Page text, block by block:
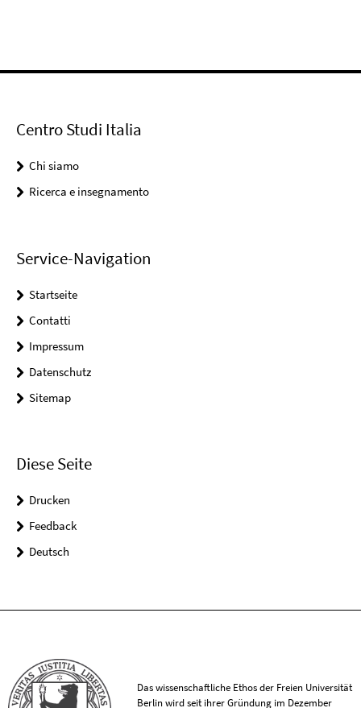
Centro Studi Italia
Chi siamo
Ricerca e insegnamento
Service-Navigation
Startseite
Contatti
Impressum
Datenschutz
Sitemap
Diese Seite
Drucken
Feedback
Deutsch
Das wissenschaftliche Ethos der Freien Universität
Berlin wird seit ihrer Gründung im Dezember